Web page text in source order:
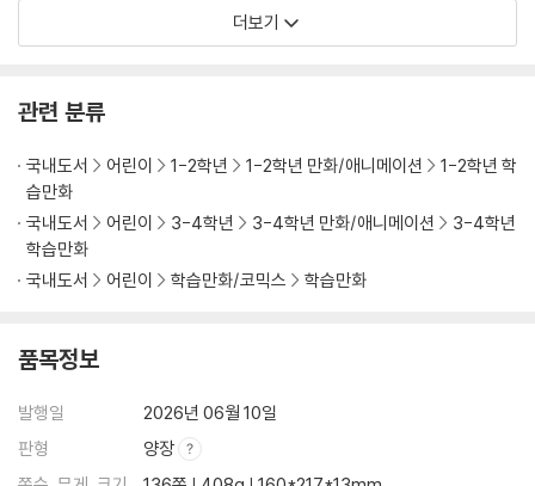
더보기
관련 분류
국내도서 어린이 1-2학년 1-2학년 만화/애니메이션
1-2학년 학
습만화
국내도서
어린이 3-4학년 3-4학년 만화/애니메이션
3-4학년
학습만화
국내도서
어린이 학습만화/코믹스 학습만화
품목정보
발행일
2026년 06월 10일
판형
양장